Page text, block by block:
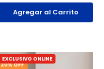
Agregar al Carrito
20% OFF
EXCLUSIVO ONLINE